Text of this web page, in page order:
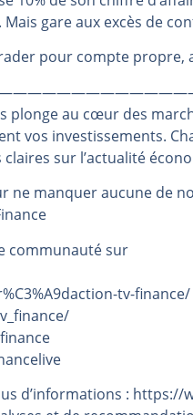
explosent en même
y croient toujours | Point
mais réserves au plus bas |
gare aux excès de
pour compte propre,
plonge au cœur des
vos investissements.
sur l’actualité
ne manquer aucune de
communauté sur
tv-finance/
d’informations : https://